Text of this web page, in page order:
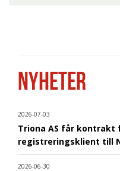
NYHETER
2026-07-03
Triona AS får kontrakt
registreringsklient till
2026-06-30